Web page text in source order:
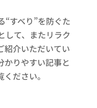
“すべり”を防ぐた
して、またリラク
紹介いただいてい
かりやすい記事と
ださい。